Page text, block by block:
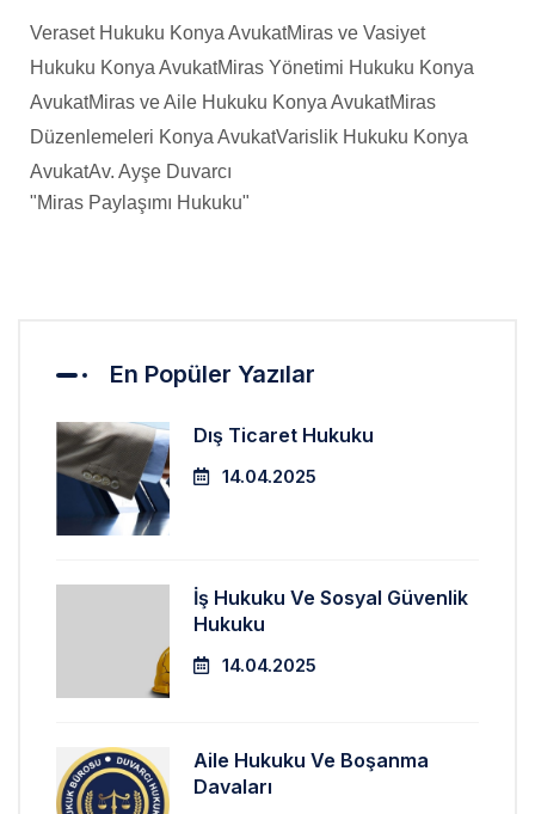
Veraset Hukuku Konya AvukatMiras ve Vasiyet
Hukuku Konya AvukatMiras Yönetimi Hukuku Konya
AvukatMiras ve Aile Hukuku Konya AvukatMiras
Düzenlemeleri Konya AvukatVarislik Hukuku Konya
AvukatAv. Ayşe Duvarcı
"Miras Paylaşımı Hukuku"
En Popüler Yazılar
Dış Ticaret Hukuku
14.04.2025
İş Hukuku Ve Sosyal Güvenlik
Hukuku
14.04.2025
Aile Hukuku Ve Boşanma
Davaları